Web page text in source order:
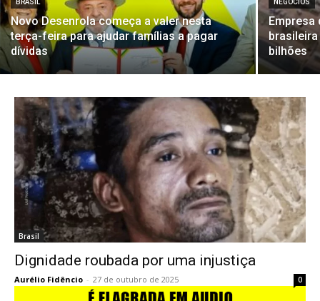
BRASIL
Novo Desenrola começa a valer nesta
terça-feira para ajudar famílias a pagar
dívidas
NEGÓCIOS
Empresa
brasileira
bilhões
Brasil
Dignidade roubada por uma injustiça
Aurélio Fidêncio - 27 de outubro de 2025 0